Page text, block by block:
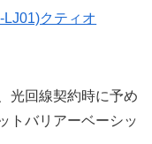
LJ01)クティオ
光回線契約時に予め
トバリアーベーシッ